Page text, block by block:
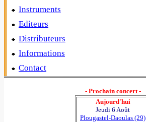
Instruments
Editeurs
Distributeurs
Informations
Contact
- Prochain concert -
Aujourd'hui
Jeudi 6 Août
Plougastel-Daoulas (29)